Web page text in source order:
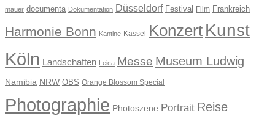
mauer documenta Dokumentation Düsseldorf Festival Film Frankreich
Harmonie Bonn Kantine Kassel Konzert Kunst
Köln Landschaften Leica Messe Museum Ludwig
Namibia NRW OBS Orange Blossom Special
Photographie Photoszene Portrait Reise